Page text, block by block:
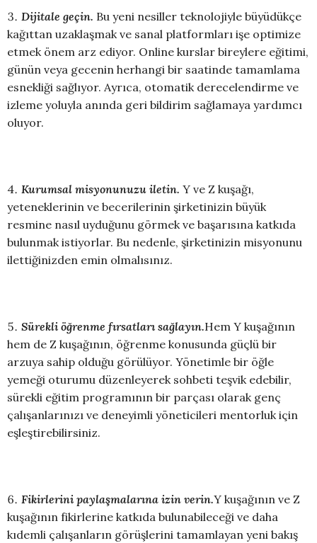
Dijitale geçin. Bu yeni nesiller teknolojiyle büyüdükçe
kağıttan uzaklaşmak ve sanal platformları işe optimize
etmek önem arz ediyor. Online kurslar bireylere eğitimi,
günün veya gecenin herhangi bir saatinde tamamlama
esnekliği sağlıyor. Ayrıca, otomatik derecelendirme ve
izleme yoluyla anında geri bildirim sağlamaya yardımcı
oluyor.
Kurumsal misyonunuzu iletin. Y ve Z kuşağı,
yeteneklerinin ve becerilerinin şirketinizin büyük
resmine nasıl uyduğunu görmek ve başarısına katkıda
bulunmak istiyorlar. Bu nedenle, şirketinizin misyonunu
ilettiğinizden emin olmalısınız.
Sürekli öğrenme fırsatları sağlayın.Hem Y kuşağının
hem de Z kuşağının, öğrenme konusunda güçlü bir
arzuya sahip olduğu görülüyor. Yönetimle bir öğle
yemeği oturumu düzenleyerek sohbeti teşvik edebilir,
sürekli eğitim programının bir parçası olarak genç
çalışanlarınızı ve deneyimli yöneticileri mentorluk için
eşleştirebilirsiniz.
Fikirlerini paylaşmalarına izin verin.Y kuşağının ve Z
kuşağının fikirlerine katkıda bulunabileceği ve daha
kıdemli çalışanların görüşlerini tamamlayan yeni bakış